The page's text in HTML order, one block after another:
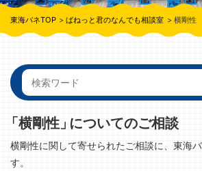
東海バネTOP ばねっと君のなんでも相談室 横剛性
「横剛性」についてのご相談
横剛性に関して寄せられたご相談に、東海
す。